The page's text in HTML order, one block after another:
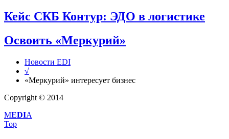
Кейс СКБ Контур: ЭДО в логистике
Освоить «Меркурий»
Новости EDI
√
«Меркурий» интересует бизнес
Copyright © 2014
MEDIA
Top